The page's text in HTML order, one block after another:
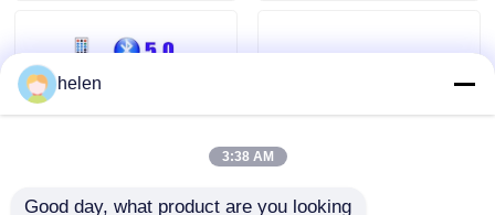
กรณี
โมดูลบอร์ดเครื่องขยายเสียง
helen
3:38 AM
Good day, what product are you looking